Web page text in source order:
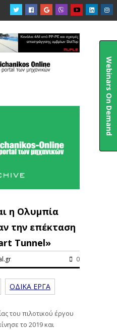

η Ολυμπία
την επέκταση
Tunnel»
0
ΟΔΙΚΑ ΕΡΓΑ
του πιλοτικού έργου
το 2019 και
Webinars On Demand